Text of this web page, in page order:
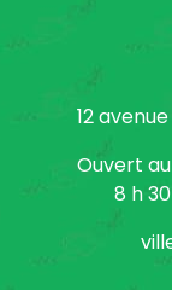
12
Ouvert
8 h